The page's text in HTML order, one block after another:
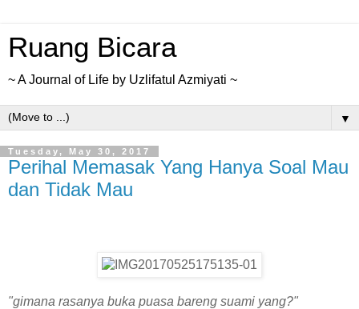
Ruang Bicara
~ A Journal of Life by Uzlifatul Azmiyati ~
▼
Tuesday, May 30, 2017
Perihal Memasak Yang Hanya Soal Mau
dan Tidak Mau
"gimana rasanya buka puasa bareng suami yang?"